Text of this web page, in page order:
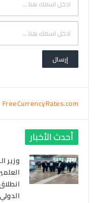
FreeCurrencyRates.com
أحدث الأخبار
وزير